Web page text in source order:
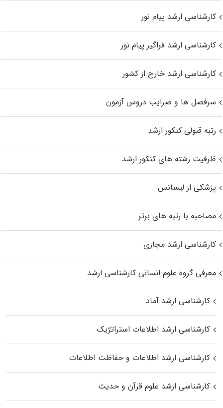
کارشناسی ارشد پیام نور
کارشناسی ارشد فراگیر پیام نور
کارشناسی ارشد خارج از کشور
سرفصل ها و ضرایب دروس آزمون
رتبه قبولی کنکور ارشد
ظرفیت رشته های کنکور ارشد
پزشکی از لیسانس
مصاحبه با رتبه های برتر
کارشناسی ارشد مجازی
معرفی گروه علوم انسانی کارشناسی ارشد
کارشناسی ارشد آماد
کارشناسی ارشد اطلاعات استراتژیک
کارشناسی ارشد اطلاعات و حفاظت اطلاعات
کارشناسی ارشد علوم قرآن و حدیث